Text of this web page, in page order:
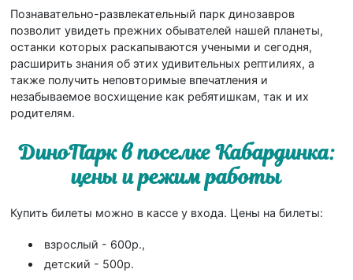
Познавательно-развлекательный парк динозавров
позволит увидеть прежних обывателей нашей планеты,
останки которых раскапываются учеными и сегодня,
расширить знания об этих удивительных рептилиях, а
также получить неповторимые впечатления и
незабываемое восхищение как ребятишкам, так и их
родителям.
ДиноПарк в поселке Кабардинка:
цены и режим работы
Купить билеты можно в кассе у входа. Цены на билеты:
взрослый - 600р.,
детский - 500р.